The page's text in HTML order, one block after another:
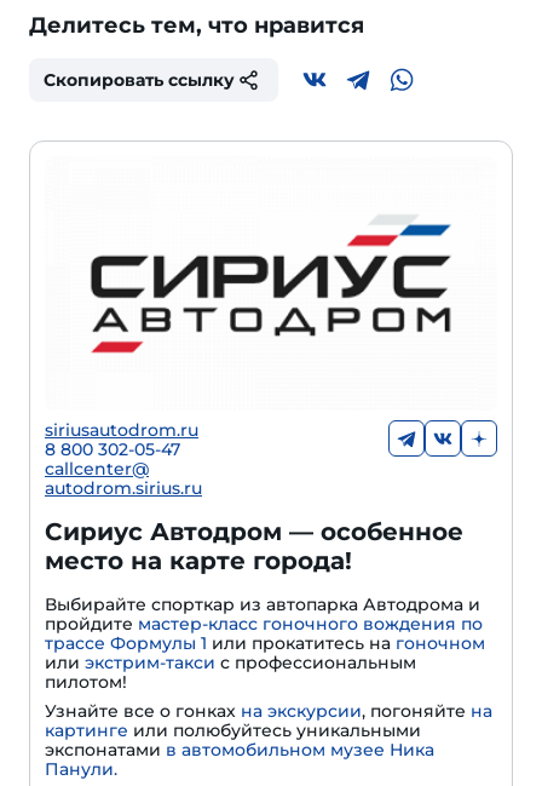
Делитесь тем, что нравится
Скопировать ссылку
siriusautodrom.ru
8 800 302-05-47
callcenter@
autodrom.sirius.ru
Сириус Автодром — особенное
место на карте города!
Выбирайте спорткар из автопарка Автодрома и
пройдите мастер-класс гоночного вождения по
трассе Формулы 1 или прокатитесь на гоночном
или экстрим-такси с профессиональным
пилотом!
Узнайте все о гонках на экскурсии, погоняйте на
картинге или полюбуйтесь уникальными
экспонатами в автомобильном музее Ника
Панули.